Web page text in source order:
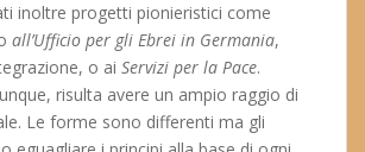
inoltre progetti pionieristici come
all’Ufficio per gli Ebrei in Germania,
o ai Servizi per la Pace.
risulta avere un ampio raggio di
Le forme sono differenti ma gli